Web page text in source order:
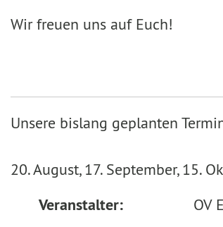
Wir freuen uns auf Euch!
Unsere bislang geplanten
20. August, 17. September, 15.
Veranstalter:
OV